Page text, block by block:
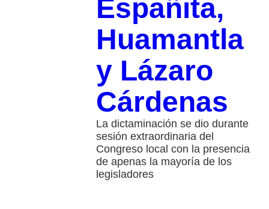
Españita,
Huamantla
y Lázaro
Cárdenas
La dictaminación se dio durante
sesión extraordinaria del
Congreso local con la presencia
de apenas la mayoría de los
legisladores